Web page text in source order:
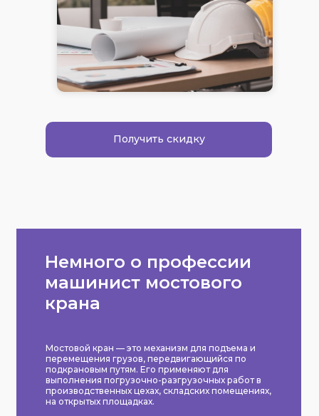
Получить скидку
Немного о профессии
машинист мостового
крана
Мостовой кран — это механизм для подъема и
перемещения грузов, передвигающийся по
подкрановым путям. Его применяют для
выполнения погрузочно-разгрузочных работ в
производственных цехах, складских помещениях,
на открытых площадках.